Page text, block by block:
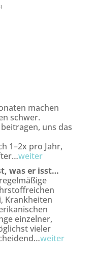
machen
schwer.
uns das
1–2x pro Jahr,
weiter
was er isst…
Krankheiten
einzelner,
vieler
weiter